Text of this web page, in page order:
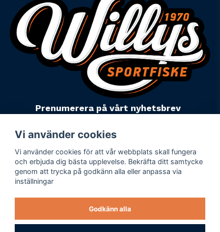
Prenumerera på vårt nyhetsbrev
Powered by Nyehandel AB
Företagsuppgifter
Personuppgiftspolicy
Varumärken
Vi använder cookies
Vi använder cookies för att vår webbplats skall fungera
och erbjuda dig bästa upplevelse. Bekräfta ditt samtycke
genom att trycka på godkänn alla eller anpassa via
inställningar
Godkänn alla